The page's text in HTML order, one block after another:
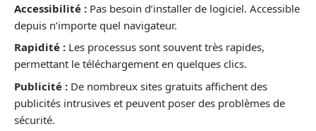
Accessibilité : Pas besoin d’installer de logiciel. Accessible
depuis n’importe quel navigateur.
Rapidité : Les processus sont souvent très rapides,
permettant le téléchargement en quelques clics.
Publicité : De nombreux sites gratuits affichent des
publicités intrusives et peuvent poser des problèmes de
sécurité.